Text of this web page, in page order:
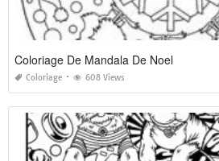
Coloriage De Mandala De Noel
Coloriage 608 Views